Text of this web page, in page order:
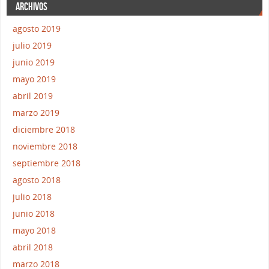
ARCHIVOS
agosto 2019
julio 2019
junio 2019
mayo 2019
abril 2019
marzo 2019
diciembre 2018
noviembre 2018
septiembre 2018
agosto 2018
julio 2018
junio 2018
mayo 2018
abril 2018
marzo 2018